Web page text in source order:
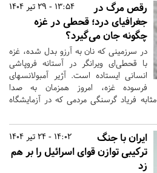
13:54 - 29 تیر 1404
رقص مرگ در
جغرافیای درد؛ قحطی در غزه
چگونه جان می‌گیرد؟
در سرزمینی که نان به آرزو بدل شده، غزه
با قحطی‌ای ویرانگر در آستانه فروپاشی
انسانی ایستاده است. آژیر آمبولانسهای
فرسوده غزه، امروز همزمان به صدا
فریاد گرسنگی مردمی که در آزمایشگاه
14:02 - 24 تیر 1404
ایران با جنگ
ترکیبی توازن قوای اسرائیل را بر هم
زد